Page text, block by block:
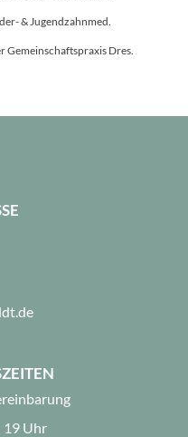
& Jugendzahnmed.
Gemeinschaftspraxis Dres.
19 Uhr